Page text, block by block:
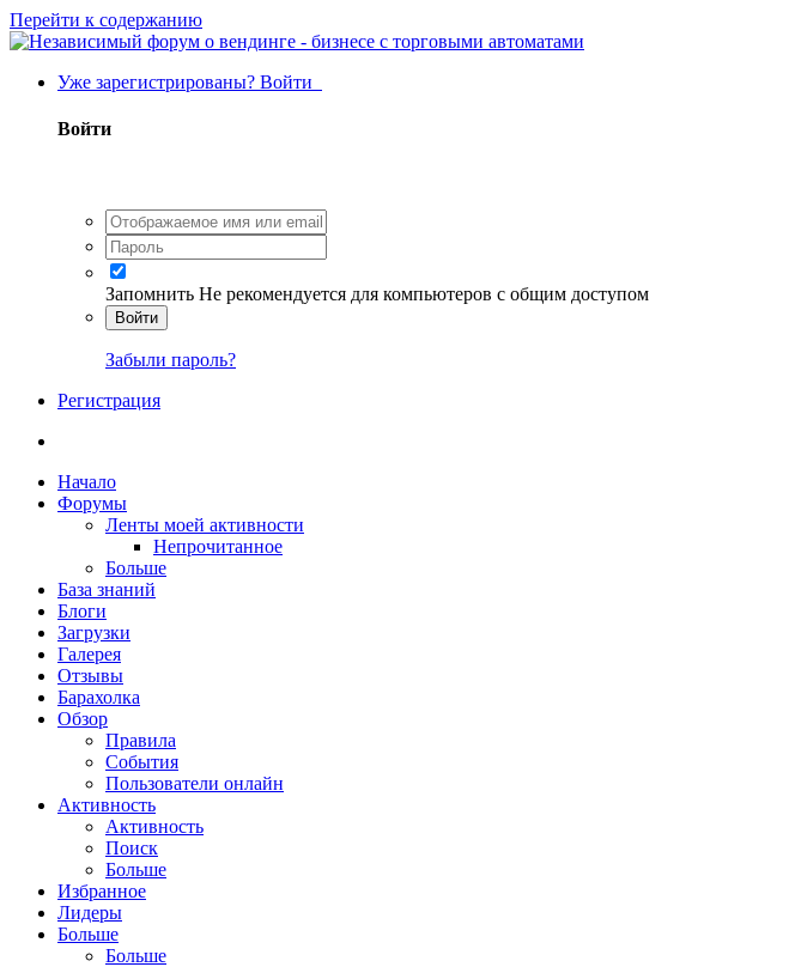
Перейти к содержанию
Уже зарегистрированы? Войти
Войти
Запомнить Не рекомендуется для компьютеров с общим доступом
Войти
Забыли пароль?
Регистрация
Начало
Форумы
Ленты моей активности
Непрочитанное
Больше
База знаний
Блоги
Загрузки
Галерея
Отзывы
Барахолка
Обзор
Правила
События
Пользователи онлайн
Активность
Активность
Поиск
Больше
Избранное
Лидеры
Больше
Больше